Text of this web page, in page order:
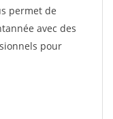
permet de
avec des
pour